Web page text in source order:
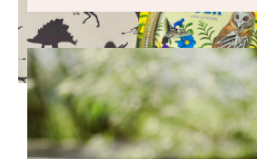
Het bizarre
29 augustus 2022